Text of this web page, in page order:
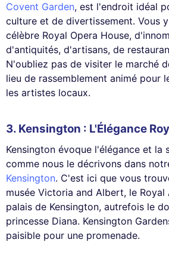
Covent Garden, est l'endroit idéal
culture et de divertissement. Vous
célèbre Royal Opera House,
d'antiquités, d'artisans, de
N'oubliez pas de visiter le marché
lieu de rassemblement animé pour
les artistes locaux.
3. Kensington : L'Élégance
Kensington évoque l'élégance et la
comme nous le décrivons dans
Kensington. C'est ici que vous
musée Victoria and Albert, le
palais de Kensington, autrefois le
princesse Diana. Kensington
paisible pour une promenade.